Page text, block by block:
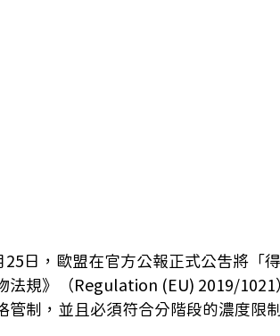
25日，歐盟在官方公報正式公告將「
法規》（Regulation (EU) 2019/
管制，並且必須符合分階段的濃度限